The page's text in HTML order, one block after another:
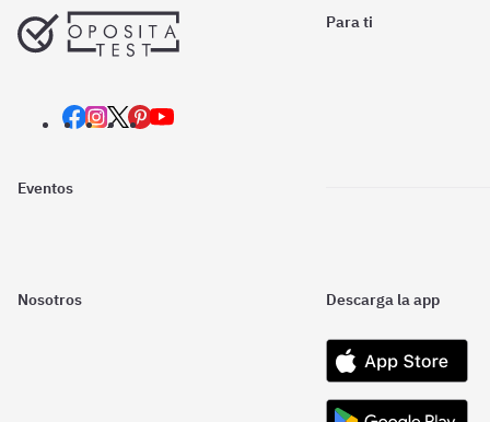
Para ti
Eventos
Nosotros Descarga la app